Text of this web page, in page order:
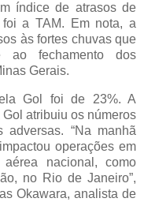
índice de atrasos de
a TAM. Em nota, a
às fortes chuvas que
ao fechamento dos
Gerais.
Gol foi de 23%. A
atribuiu os números
adversas. “Na manhã
operações em
nacional, como
no Rio de Janeiro”,
Okawara, analista de